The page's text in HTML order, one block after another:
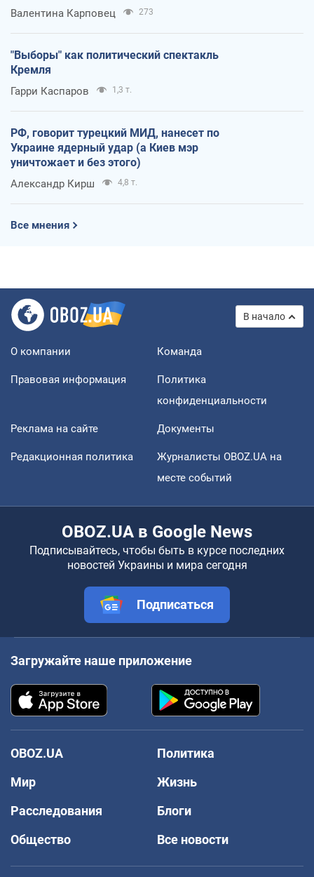
Валентина Карповец 273
"Выборы" как политический спектакль
Кремля
Гарри Каспаров 1,3 т.
РФ, говорит турецкий МИД, нанесет по
Украине ядерный удар (а Киев мэр
уничтожает и без этого)
Александр Кирш 4,8 т.
Все мнения
В начало
О компании Команда
Правовая информация
Политика
конфиденциальности
Реклама на сайте Документы
Редакционная политика
Журналисты OBOZ.UA на
месте событий
OBOZ.UA в Google News
Подписывайтесь, чтобы быть в курсе последних
новостей Украины и мира сегодня
Подписаться
Загружайте наше приложение
OBOZ.UA
Политика
Мир
Жизнь
Расследования
Блоги
Общество
Все новости